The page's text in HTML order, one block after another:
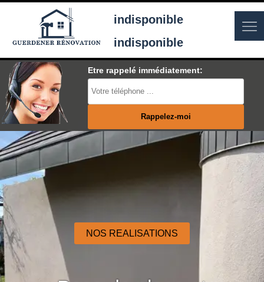
indisponible
indisponible
Etre rappelé immédiatement:
NOS REALISATIONS